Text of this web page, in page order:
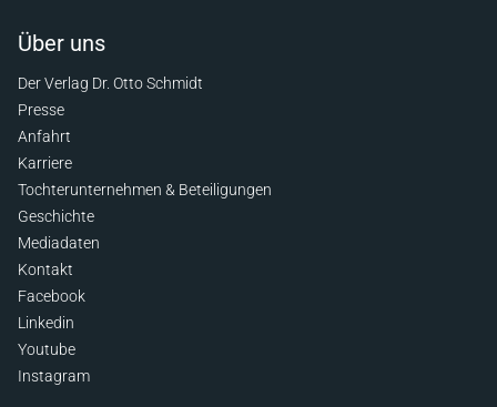
Über uns
Der Verlag Dr. Otto Schmidt
Presse
Anfahrt
Karriere
Tochterunternehmen & Beteiligungen
Geschichte
Mediadaten
Kontakt
Facebook
Linkedin
Youtube
Instagram